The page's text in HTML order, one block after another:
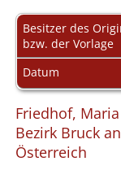
Besitzer des
bzw. der Vorlage
Datum
Friedhof,
Bezirk Bruck
Österreich